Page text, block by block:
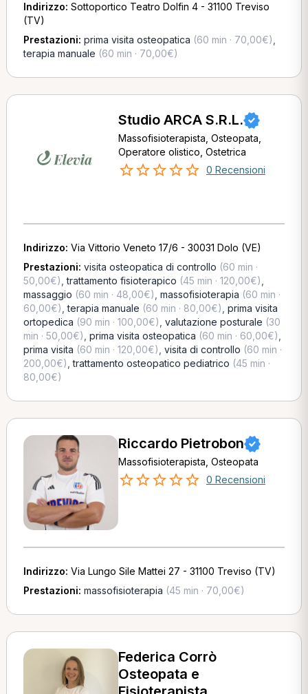
Indirizzo: Sottoportico Teatro Dolfin 4 - 31100 Treviso
(TV)
Prestazioni: prima visita osteopatica (60 min · 70,00€)
terapia manuale (60 min · 70,00€)
Studio ARCA S.R.L.
Massofisioterapista, Osteopata,
Operatore olistico, Ostetrica
0 Recensioni
Indirizzo: Via Vittorio Veneto 17/6 - 30031 Dolo (VE)
Prestazioni: visita osteopatica di controllo (60 min ·
50,00€) ,trattamento fisioterapico (45 min · 120,00€)
massaggio (60 min · 48,00€) massofisioterapia (60 min ·
60,00€) ,terapia manuale (60 min · 80,00€) prima visita
ortopedica (90 min · 100,00€) valutazione posturale (30
min · 50,00€) prima visita osteopatica (60 min · 60,00€)
prima visita (60 min · 120,00€) visita di controllo (60 min ·
200,00€) ,trattamento osteopatico pediatrico (45 min ·
80,00€)
Riccardo Pietrobon
Massofisioterapista, Osteopata
0 Recensioni
Indirizzo: Via Lungo Sile Mattei 27 - 31100 Treviso (TV)
Prestazioni: massofisioterapia (45 min · 70,00€)
Federica Corrò
Osteopata e